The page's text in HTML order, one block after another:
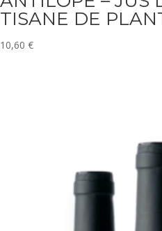
TISANE DE
10,60 €